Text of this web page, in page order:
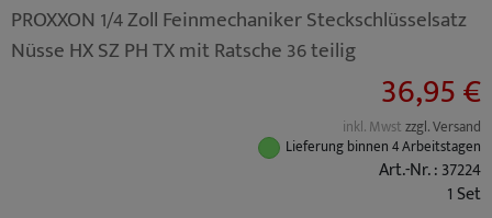
PROXXON 1/4 Zoll Feinmechaniker Steckschlüsselsatz
Nüsse HX SZ PH TX mit Ratsche 36 teilig
36,95 €
inkl. Mwstzzgl. Versand
Lieferung binnen 4 Arbeitstagen
Art.-Nr. : 37224
1 Set